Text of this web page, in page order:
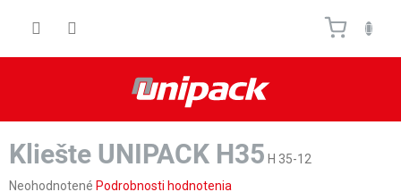
Kliešte UNIPACK H35 H 35-12
Priemerné
Neohodnotené Podrobnosti hodnotenia